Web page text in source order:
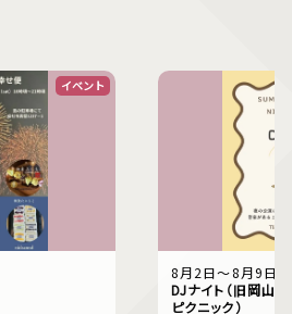
イベント
8月2日〜8月9日
DJナイト（旧岡山
ピクニック）